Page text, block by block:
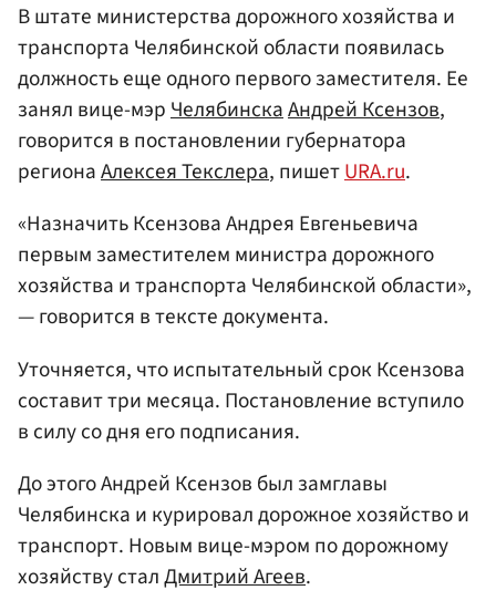
В штате министерства дорожного хозяйства и
транспорта Челябинской области появилась
должность еще одного первого заместителя. Ее
занял вице-мэрЧелябинскаАндрей Ксензов,
говорится в постановлении губернатора
регионаАлексея Текслера, пишетURA.ru.
«Назначить Ксензова Андрея Евгеньевича
первым заместителем министра дорожного
хозяйства и транспорта Челябинской области»,
— говорится в тексте документа.
Уточняется, что испытательный срок Ксензова
составит три месяца. Постановление вступило
в силу со дня его подписания.
До этого Андрей Ксензов был замглавы
Челябинска и курировал дорожное хозяйство и
транспорт. Новым вице-мэром по дорожному
хозяйству сталДмитрий Агеев.